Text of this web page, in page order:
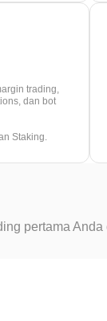
trading,
dan bot
Staking.
pertama